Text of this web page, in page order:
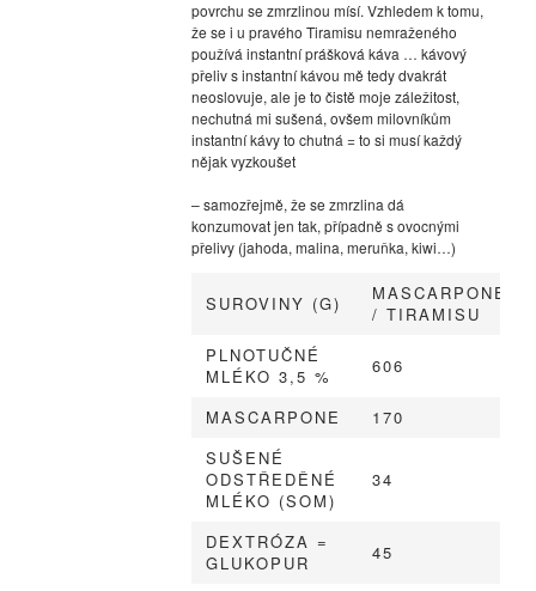
povrchu se zmrzlinou mísí. Vzhledem k tomu,
že se i u pravého Tiramisu nemraženého
používá instantní prášková káva … kávový
přeliv s instantní kávou mě tedy dvakrát
neoslovuje, ale je to čistě moje záležitost,
nechutná mi sušená, ovšem milovníkům
instantní kávy to chutná = to si musí každý
nějak vyzkoušet
– samozřejmě, že se zmrzlina dá
konzumovat jen tak, případně s ovocnými
přelivy (jahoda, malina, meruňka, kiwi…)
SUROVINY (G)
MASCARPONE
/ TIRAMISU
PLNOTUČNÉ
MLÉKO 3,5 %
606
MASCARPONE
170
SUŠENÉ
ODSTŘEDĚNÉ
MLÉKO (SOM)
34
DEXTRÓZA =
GLUKOPUR
45